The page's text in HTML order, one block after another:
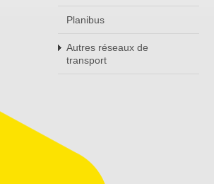
Planibus
Autres réseaux de
transport